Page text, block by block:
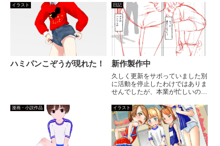
ともあれ完成出来たことは自分な
がら評価してあげたいと思いま
す。しかしなんでトランクスをテ
ーマにしたんですかね〜。当時の
自...
イラスト
ハミパンこぞうが現れた！
日記
新作製作中
久しく更新をサボっていました別
に活動を停止したわけではありま
せんでしたが、本業が忙しいの
充電期間としていろいろ勉強して
いましたその中でもジェスチャー
ドローイングとの出会いは私の中
で革命的なものでした。時間があ
れ...
漫画・小説作品 イラスト